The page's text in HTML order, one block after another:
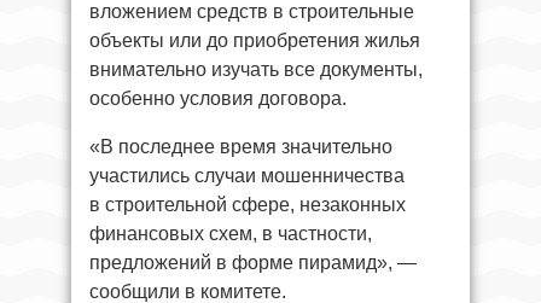
вложением средств в строительные
объекты или до приобретения жилья
внимательно изучать все документы,
особенно условия договора.
«В последнее время значительно
участились случаи мошенничества
в строительной сфере, незаконных
финансовых схем, в частности,
предложений в форме пирамид», —
сообщили в комитете.